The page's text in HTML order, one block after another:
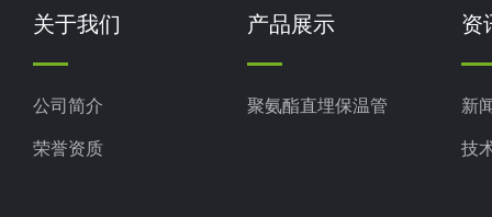
关于我们
公司简介
荣誉资质
产品展示
聚氨酯直埋保温管
资
新
技